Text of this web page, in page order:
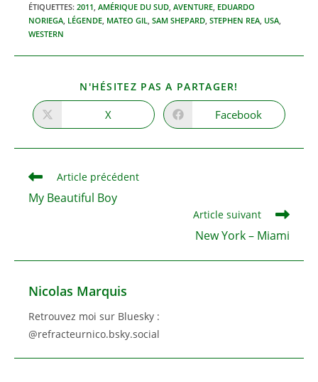
ÉTIQUETTES: 2011, AMÉRIQUE DU SUD, AVENTURE, EDUARDO
NORIEGA, LÉGENDE, MATEO GIL, SAM SHEPARD, STEPHEN REA, USA,
WESTERN
N'HÉSITEZ PAS A PARTAGER!
CONTENU
Ouvrir
dans
autre
X Ouvrir
dans
autre
Facebook
Read
articles
Article précédent
My Beautiful Boy
Article suivant
New York – Miami
Nicolas Marquis
Retrouvez moi sur Bluesky :
@refracteurnico.bsky.social